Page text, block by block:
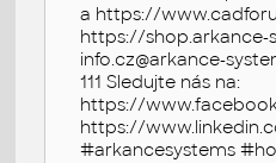
a https://
https://shop.arkance-
info.cz@arkance-
111 Sledujte nás na:
https://
https://
#arkancesystems